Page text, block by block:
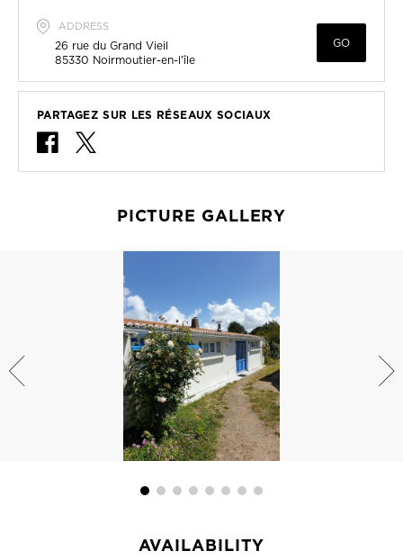
ADDRESS
26 rue du Grand Vieil
85330 Noirmoutier-en-l'île
GO
PARTAGEZ SUR LES RÉSEAUX SOCIAUX
PICTURE GALLERY
AVAILABILITY